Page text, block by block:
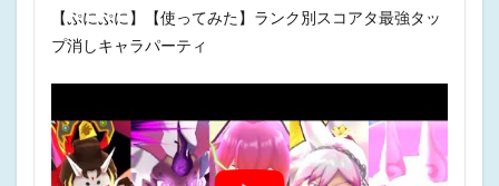
【ぷにぷに】【使ってみた】ランク別スコアタ最強タッ
プ消しキャラパーティ